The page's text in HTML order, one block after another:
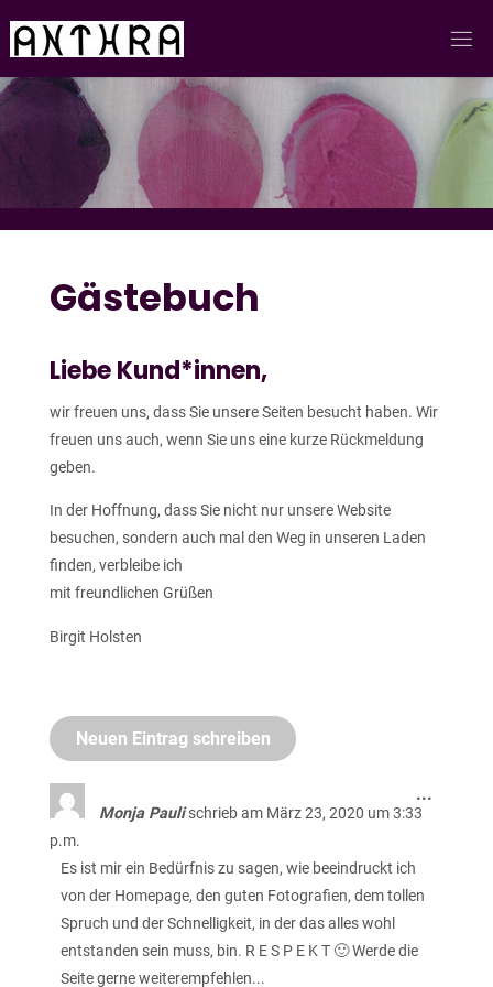
Gästebuch
Liebe Kund*innen,
wir freuen uns, dass Sie unsere Seiten besucht haben. Wir
freuen uns auch, wenn Sie uns eine kurze Rückmeldung
geben.
In der Hoffnung, dass Sie nicht nur unsere Website
besuchen, sondern auch mal den Weg in unseren Laden
finden, verbleibe ich
mit freundlichen Grüßen
Birgit Holsten
Monja Pauli schrieb amMärz 23, 2020 um3:33
p.m.
Es ist mir ein Bedürfnis zu sagen, wie beeindruckt ich
von der Homepage, den guten Fotografien, dem tollen
Spruch und der Schnelligkeit, in der das alles wohl
entstanden sein muss, bin. R E S P E K T 🙂 Werde die
Seite gerne weiterempfehlen...
...